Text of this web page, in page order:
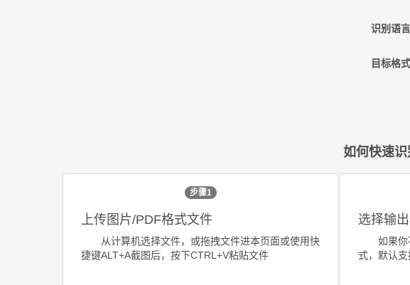
识别语言
目标格式
如何快速识
步骤1
上传图片/PDF格式文件
从计算机选择文件，或拖拽文件进本页面或使用快
捷键ALT+A截图后，按下CTRL+V粘贴文件
选择输
如果
式，默认支